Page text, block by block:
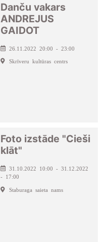
Danču vakars
ANDREJUS
GAIDOT
26.11.2022 20:00 - 23:00
Skrīveru kultūras centrs
Foto izstāde "Cieši
klāt"
31.10.2022 10:00 - 31.12.2022
- 17:00
Staburaga saieta nams